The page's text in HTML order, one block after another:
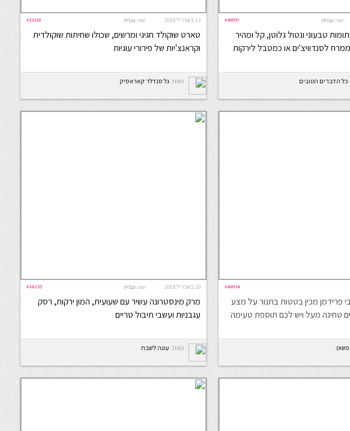
#48957 שפה: עברית
טבעוני ונטול גלוטן, קל ומהיר
לסנדוויצ'ים או כמטבל לירקות
כל הדברים הטובים
13 באפריל 2018 #33318 שפה: עברית
טארט שוקולד חגיגי ומרשים, שכולו שחיתות שוקולדית
וקראנצ'יות של פירורי עוגיות
מאת: גל סנדלר קאראסיק
#48934
פרידמן מכין בטטות בתנור על מצע
טחינה מעל ויש לכם תוספת טעימה
10 באפריל 2018 #34255 שפה: עברית
מרק מינסטרונה עשיר עם שעועית, המון ירקות, רסק
עגבניות ועשבי תיבול טריים
מאת: עוגה לשבת